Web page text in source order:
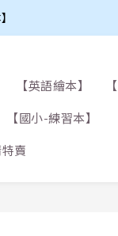
【英語繪本】
【國小-練習本】
賣